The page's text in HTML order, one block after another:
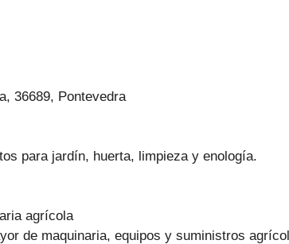
36689, Pontevedra
para jardín, huerta, limpieza y enología.
agrícola
de maquinaria, equipos y suministros